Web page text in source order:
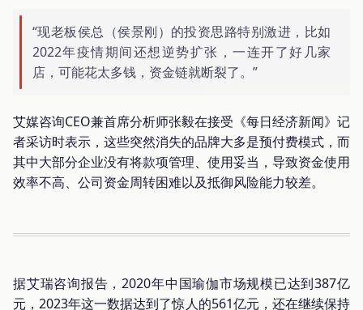
“现老板侯总（侯景刚）的投资思路特别激进，比如
2022年疫情期间还想逆势扩张，一连开了好几家
店，可能花太多钱，资金链就断裂了。”
艾媒咨询CEO兼首席分析师张毅在接受《每日经济新闻》记
者采访时表示，这些突然消失的品牌大多是预付费模式，而
其中大部分企业没有将款项管理、使用妥当，导致资金使用
效率不高、公司资金周转困难以及抵御风险能力较差。
据艾瑞咨询报告，2020年中国瑜伽市场规模已达到387亿
元，2023年这一数据达到了惊人的561亿元，还在继续保持